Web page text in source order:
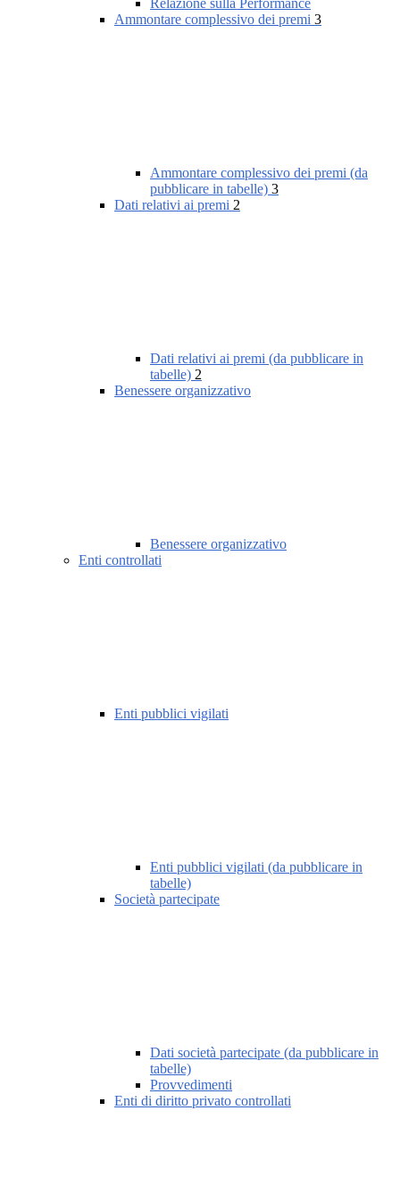
Relazione sulla Performance
Ammontare complessivo dei premi 3
Ammontare complessivo dei premi (da
pubblicare in tabelle) 3
Dati relativi ai premi 2
Dati relativi ai premi (da pubblicare in
tabelle) 2
Benessere organizzativo
Benessere organizzativo
Enti controllati
Enti pubblici vigilati
Enti pubblici vigilati (da pubblicare in
tabelle)
Società partecipate
Dati società partecipate (da pubblicare in
tabelle)
Provvedimenti
Enti di diritto privato controllati